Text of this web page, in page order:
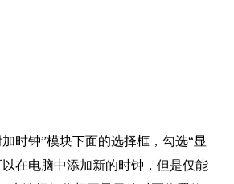
时钟”模块下面的选择框，勾选“显
在电脑中添加新的时钟，但是仅能